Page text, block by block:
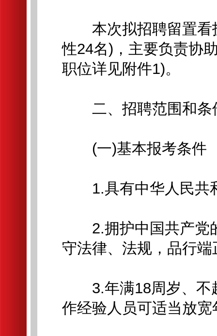
本次拟招聘留置看
性24名)，主要负责协
职位详见附件1)。
二、招聘范围和条
(一)基本报考条件
1.具有中华人民共
2.拥护中国共产党
守法律、法规，品行端
3.年满18周岁、不
作经验人员可适当放宽